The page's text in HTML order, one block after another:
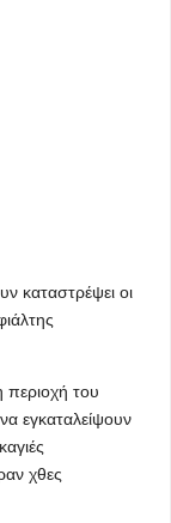
καταστρέψει οι
περιοχή του
εγκαταλείψουν
χθες